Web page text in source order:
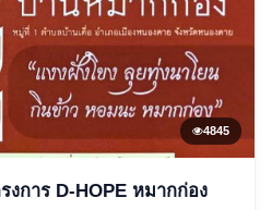
4845
การ D-HOPE หมากก่อง